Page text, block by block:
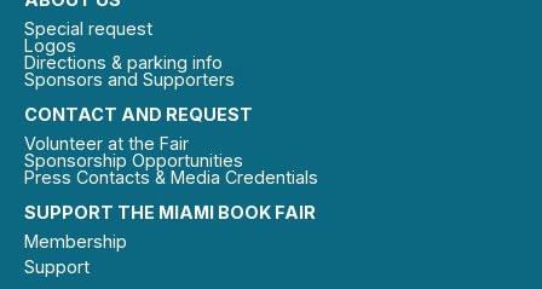
SUPPORT THE MIAMI BOOK FAIR
Membership
Support
CONTACT AND REQUEST
Volunteer at the Fair
Sponsorship Opportunities
Press Contacts & Media Credentials
Special request
Logos
Directions & parking info
Sponsors and Supporters